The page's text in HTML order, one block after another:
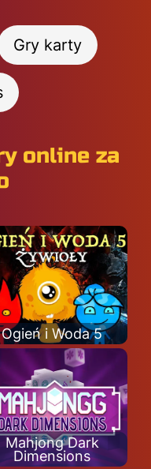
Gry karty
online za
Ogień i Woda 5
Mahjong Dark
Dimensions